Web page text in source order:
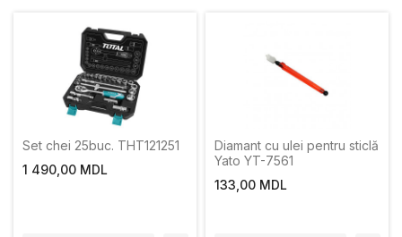
Set chei 25buc. THT121251
1 490,00 MDL
Diamant cu ulei pentru sticlă
Yato YT-7561
133,00 MDL